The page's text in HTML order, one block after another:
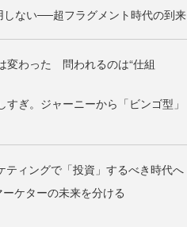
しない──超フラグメント時代の到来
変わった 問われるのは“仕組
ぎ。ジャーニーから「ビンゴ型」
ティングで「投資」するべき時代へ
ケターの未来を分ける